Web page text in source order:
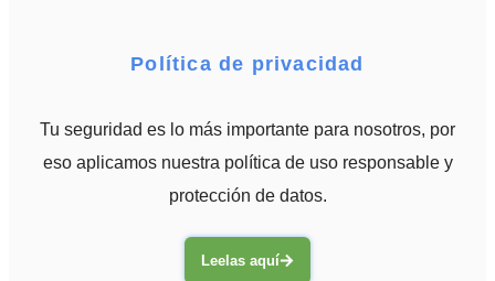
Política de privacidad
Tu seguridad es lo más importante para nosotros, por
eso aplicamos nuestra política de uso responsable y
protección de datos.
Leelas aquí